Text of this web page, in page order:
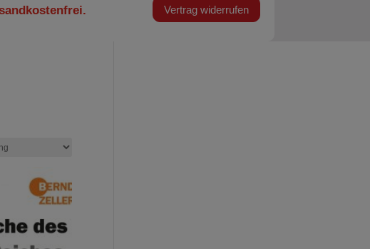
Vertrag widerrufen